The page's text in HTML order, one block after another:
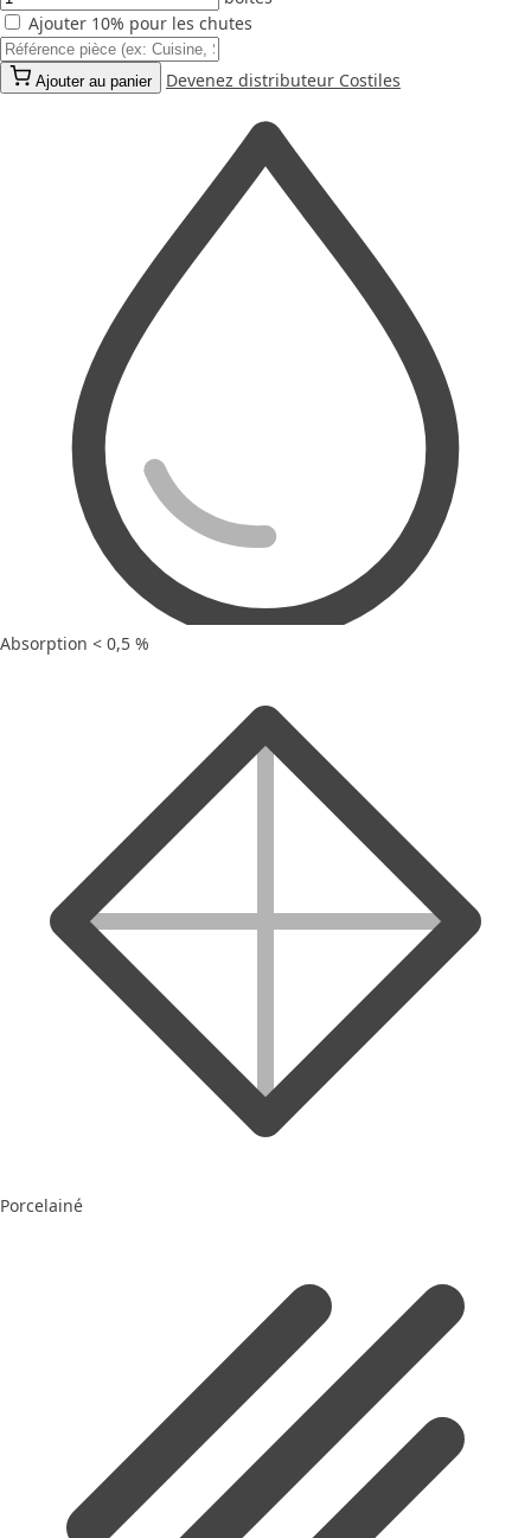
Ajouter 10% pour les chutes
Ajouter au panier Devenez distributeur Costiles
Absorption < 0,5 %
Porcelainé